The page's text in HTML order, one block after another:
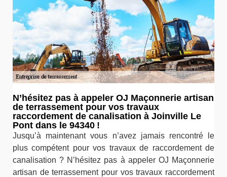
N’hésitez pas à appeler OJ Maçonnerie artisan
de terrassement pour vos travaux
raccordement de canalisation à Joinville Le
Pont dans le 94340 !
Jusqu’à maintenant vous n’avez jamais rencontré le
plus compétent pour vos travaux de raccordement de
canalisation ? N’hésitez pas à appeler OJ Maçonnerie
artisan de terrassement pour vos travaux raccordement